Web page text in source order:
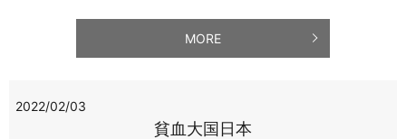
MORE
2022/02/03
貧血大国日本